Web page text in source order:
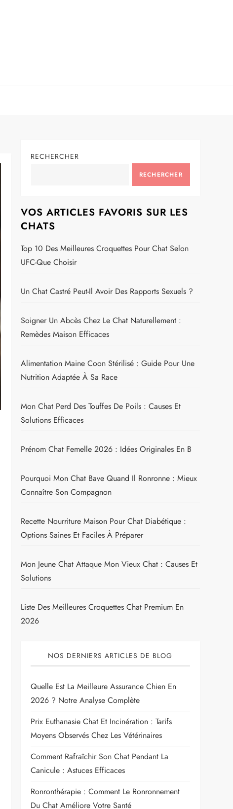
RECHERCHER
RECHERCHER
VOS ARTICLES FAVORIS SUR LES
CHATS
Top 10 Des Meilleures Croquettes Pour Chat Selon
UFC-Que Choisir
Un Chat Castré Peut-Il Avoir Des Rapports Sexuels ?
Soigner Un Abcès Chez Le Chat Naturellement :
Remèdes Maison Efficaces
Alimentation Maine Coon Stérilisé : Guide Pour Une
Nutrition Adaptée À Sa Race
Mon Chat Perd Des Touffes De Poils : Causes Et
Solutions Efficaces
Prénom Chat Femelle 2026 : Idées Originales En B
Pourquoi Mon Chat Bave Quand Il Ronronne : Mieux
Connaître Son Compagnon
Recette Nourriture Maison Pour Chat Diabétique :
Options Saines Et Faciles À Préparer
Mon Jeune Chat Attaque Mon Vieux Chat : Causes Et
Solutions
Liste Des Meilleures Croquettes Chat Premium En
2026
NOS DERNIERS ARTICLES DE BLOG
Quelle Est La Meilleure Assurance Chien En
2026 ? Notre Analyse Complète
Prix Euthanasie Chat Et Incinération : Tarifs
Moyens Observés Chez Les Vétérinaires
Comment Rafraîchir Son Chat Pendant La
Canicule : Astuces Efficaces
Ronronthérapie : Comment Le Ronronnement
Du Chat Améliore Votre Santé